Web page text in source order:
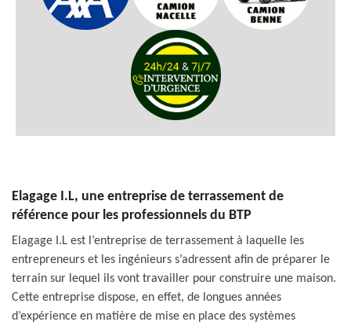
Elagage I.L, une entreprise de terrassement de
référence pour les professionnels du BTP
Elagage I.L est l’entreprise de terrassement à laquelle les
entrepreneurs et les ingénieurs s’adressent afin de préparer le
terrain sur lequel ils vont travailler pour construire une maison.
Cette entreprise dispose, en effet, de longues années
d’expérience en matière de mise en place des systèmes